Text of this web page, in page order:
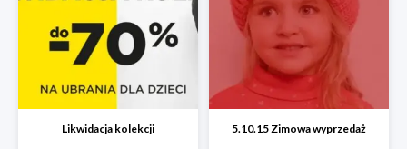
Likwidacja kolekcji 5.10.15 Zimowa wyprzedaż